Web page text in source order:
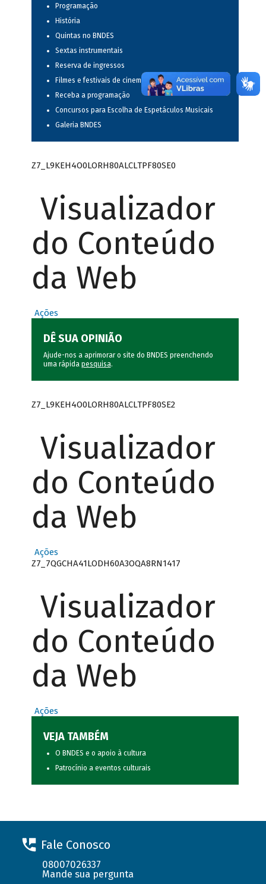
Programação
História
Quintas no BNDES
Sextas instrumentais
Reserva de ingressos
Filmes e festivais de cinema
Receba a programação
Concursos para Escolha de Espetáculos Musicais
Galeria BNDES
Z7_L9KEH4O0LORH80ALCLTPF80SE0
Visualizador
do Conteúdo
da Web
Ações
DÊ SUA OPINIÃO
Ajude-nos a aprimorar o site do BNDES preenchendo
uma rápida pesquisa.
Z7_L9KEH4O0LORH80ALCLTPF80SE2
Visualizador
do Conteúdo
da Web
Ações
Z7_7QGCHA41LODH60A3OQA8RN1417
Visualizador
do Conteúdo
da Web
Ações
VEJA TAMBÉM
O BNDES e o apoio à cultura
Patrocínio a eventos culturais
Fale Conosco
08007026337
Mande sua pergunta